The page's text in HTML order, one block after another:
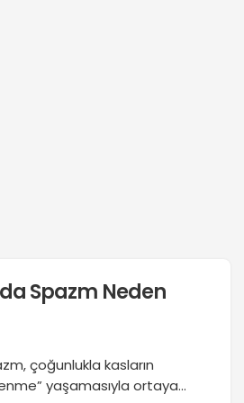
Spazm Neden
çoğunlukla kasların
yaşamasıyla ortaya